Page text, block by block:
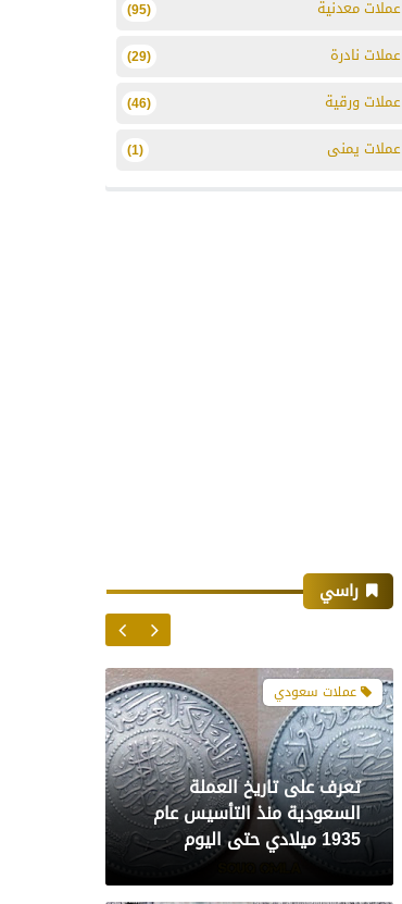
عملات معدنية (95)
عملات نادرة (29)
عملات ورقية (46)
عملات يمنى (1)
راسي
تعرف على تاريخ العملة
السعودية منذ التأسيس عام
بدون قسم
خمسون درهما ليبي - تاريخ
الاصدار سنة 1975 ميلادي